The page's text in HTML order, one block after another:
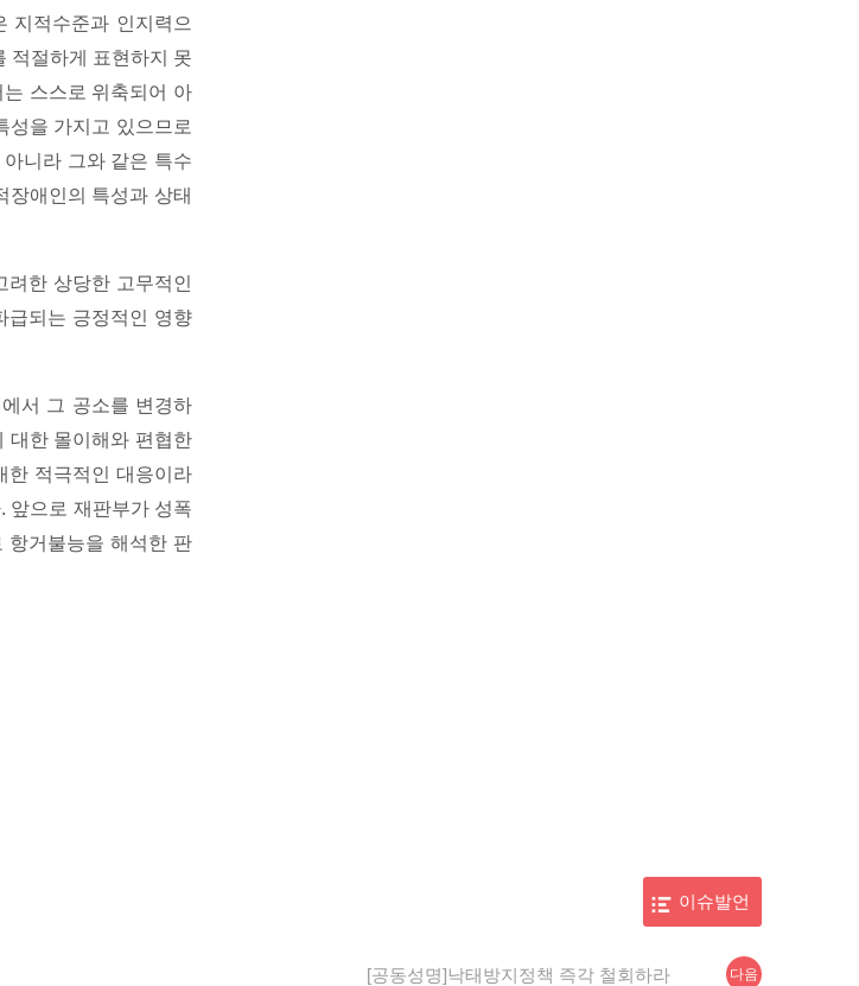
지적수준과 인지력으
적절하게 표현하지 못
스스로 위축되어 아
성을 가지고 있으므로
니라 그와 같은 특수
장애인의 특성과 상태
한 상당한 고무적인
급되는 긍정적인 영향
서 그 공소를 변경하
대한 몰이해와 편협한
한 적극적인 대응이라
앞으로 재판부가 성폭
항거불능을 해석한 판
이슈발언
다음 다
[공동성명]낙태방지정책 즉각 철회하라